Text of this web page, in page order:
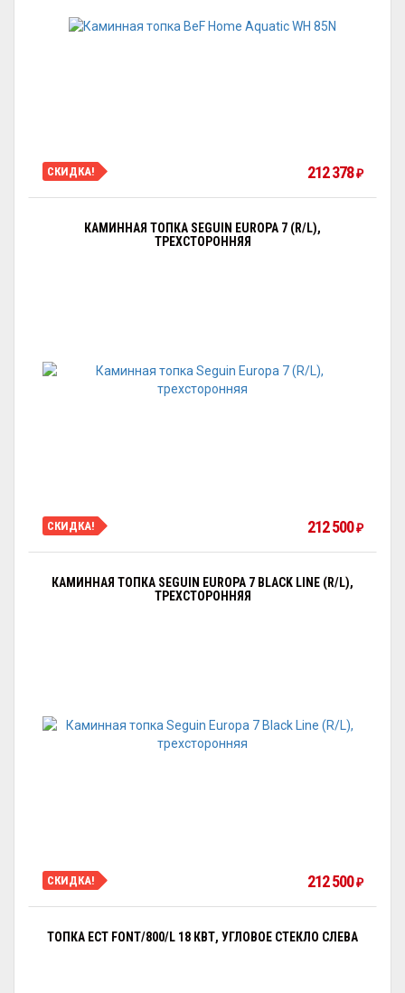
СКИДКА! 212 378₽
КАМИННАЯ ТОПКА SEGUIN EUROPA 7 (R/L),
ТРЕХСТОРОННЯЯ
СКИДКА! 212 500₽
КАМИННАЯ ТОПКА SEGUIN EUROPA 7 BLACK LINE (R/L),
ТРЕХСТОРОННЯЯ
СКИДКА! 212 500₽
ТОПКА ECT FONT/800/L 18 КВТ, УГЛОВОЕ СТЕКЛО СЛЕВА